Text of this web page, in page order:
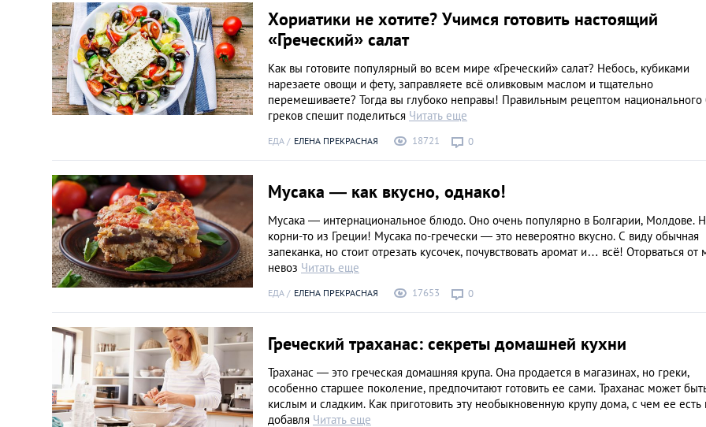
Хориатики не хотите? Учимся готовить настоящий
«Греческий» салат
Как вы готовите популярный во всем мире «Греческий» салат? Небось, кубиками
нарезаете овощи и фету, заправляете всё оливковым маслом и тщательно
перемешиваете? Тогда вы глубоко неправы! Правильным рецептом
греков спешит поделиться Читать еще
ЕДА ЕЛЕНА ПРЕКРАСНАЯ 18721 0
Мусака — как вкусно, однако!
Мусака — интернациональное блюдо. Оно очень популярно в Болгарии, Молдове.
корни-то из Греции! Мусака по-гречески — это невероятно вкусно. С виду обычная
запеканка, но стоит отрезать кусочек, почувствовать аромат и… всё! Оторваться от
невоз Читать еще
ЕДА ЕЛЕНА ПРЕКРАСНАЯ 17653 0
Греческий траханас: секреты домашней кухни
Траханас — это греческая домашняя крупа. Она продается в магазинах, но греки,
особенно старшее поколение, предпочитают готовить ее сами. Траханас может
кислым и сладким. Как приготовить эту необыкновенную крупу дома, с чем ее есть
добавля Читать еще